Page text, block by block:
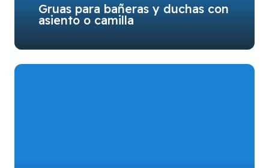
Gruas para bañeras y duchas con
asiento o camilla